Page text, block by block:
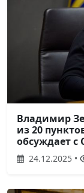
Владимир
из 20
обсуждает
24.12.2025 •